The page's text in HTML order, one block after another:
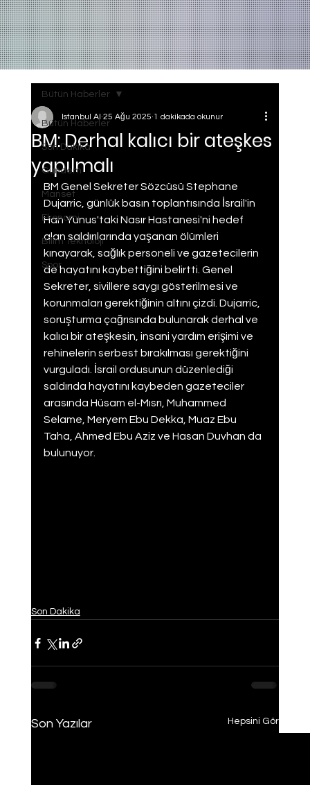
Bütün Haberler
Son Dakika
Gundem
Manset
Ekonomi
Bilim Teknoloji
Spor
Bütün Haberler
BM: Derhal kalıcı bir ateşkes
yapılmalı
Istanbul AI 25 Ağu 2025 1 dakikada okunur
BM Genel Sekreter Sözcüsü Stephane
Dujarric, günlük basın toplantısında İsrail'in
Han Yunus'taki Nasır Hastanesi'ni hedef
alan saldırılarında yaşanan ölümleri
kınayarak, sağlık personeli ve gazetecilerin
de hayatını kaybettiğini belirtti. Genel
Sekreter, sivillere saygı gösterilmesi ve
korunmaları gerektiğinin altını çizdi. Dujarric,
soruşturma çağrısında bulunarak derhal ve
kalıcı bir ateşkesin, insani yardım erişimi ve
rehinelerin serbest bırakılması gerektiğini
vurguladı. İsrail ordusunun düzenlediği
saldırıda hayatını kaybeden gazeteciler
arasında Hüsam el-Mısrı, Muhammed
Selame, Meryem Ebu Dekka, Muaz Ebu
Taha, Ahmed Ebu Aziz ve Hasan Duvhan da
bulunuyor.
Son Dakika
Son Yazılar Hepsini Gör